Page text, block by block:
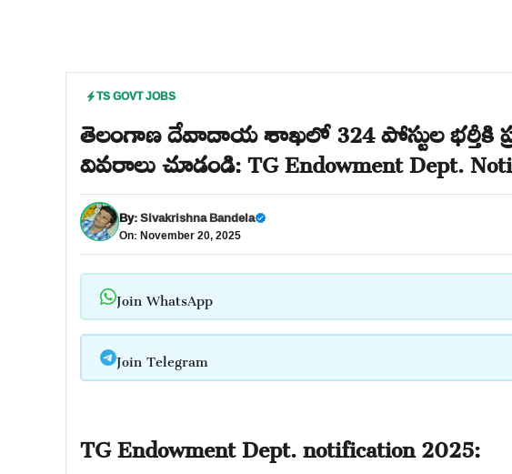
TS GOVT JOBS
తెలంగాణ దేవాదాయ శాఖలో 324 పోస్టుల భర్తీకి
వివరాలు చూడండి: TG Endowment Dept.
By:Sivakrishna Bandela
On: November 20, 2025
Join WhatsApp
Join Telegram
TG Endowment Dept. notification 2025: